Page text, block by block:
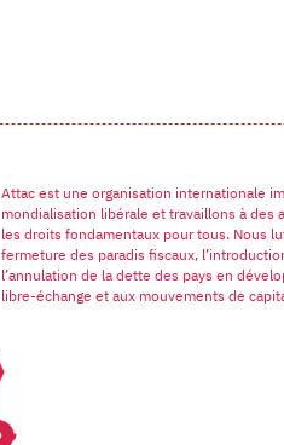
Attac est une organisation internationale
mondialisation libérale et travaillons à des
les droits fondamentaux pour tous. Nous
fermeture des paradis fiscaux,
l’annulation de la dette des pays en
libre-échange et aux mouvements de